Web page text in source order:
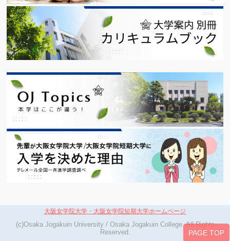
PAGE TOP
大阪女学院大学・大阪女学院短期大学ホームページ
(c)Osaka Jogakuin University / Osaka Jogakuin College. All Rights
Reserved.